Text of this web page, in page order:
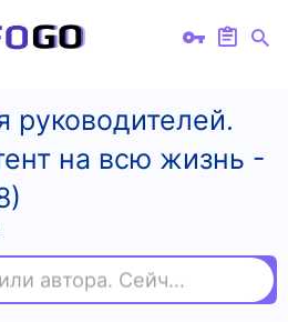
руководителей.
на всю жизнь -
Найдите курс или автора. Сейчас ищут